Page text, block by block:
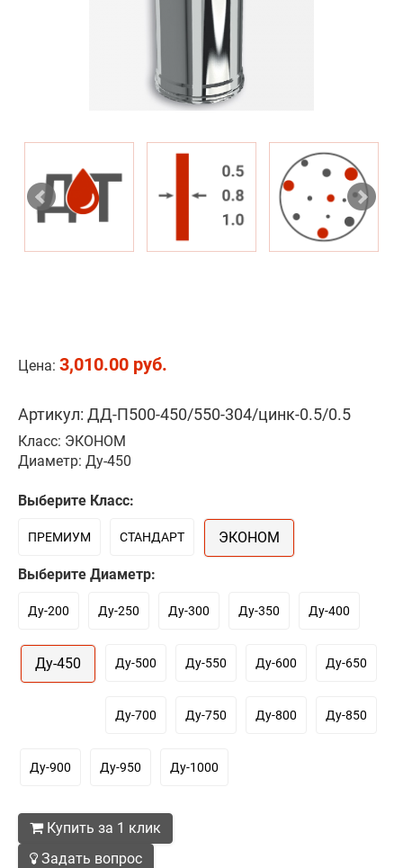
Цена: 3,010.00 руб.
Артикул: ДД-П500-450/550-304/цинк-0.5/0.5
Класс: ЭКОНОМ
Диаметр: Ду-450
Выберите Класс:
ПРЕМИУМ СТАНДАРТ ЭКОНОМ
Выберите Диаметр:
Ду-200 Ду-250 Ду-300 Ду-350 Ду-400
Ду-450 Ду-500 Ду-550 Ду-600 Ду-650
Ду-700 Ду-750 Ду-800 Ду-850
Ду-900 Ду-950 Ду-1000
Купить за 1 клик
Задать вопрос